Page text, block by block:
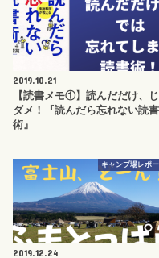
2019.10.21
【読書メモ①】読んだだけ、
ダメ！『読んだら忘れない読書
術』
キャンプ場レポー
2019.12.24